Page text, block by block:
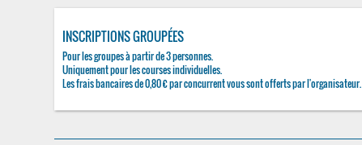
INSCRIPTIONS GROUPÉES
Pour les groupes à partir de 3 personnes.
Uniquement pour les courses individuelles.
Les frais bancaires de 0,80 € par concurrent vous sont offerts par l'organisateur.